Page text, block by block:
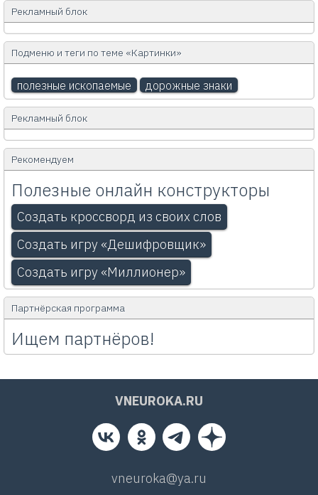
Рекламный блок
Подменю и теги по теме «Картинки»
полезные ископаемые дорожные знаки
Рекламный блок
Рекомендуем
Полезные онлайн конструкторы
Создать кроссворд из своих слов
Создать игру «Дешифровщик»
Создать игру «Миллионер»
Партнёрская программа
Ищем партнёров!
VNEUROKA.RU
vneuroka@ya.ru